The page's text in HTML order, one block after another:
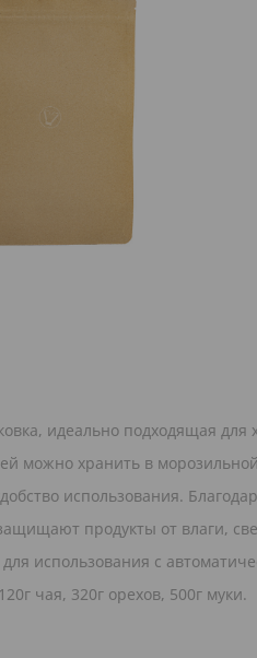
идеально подходящая
можно хранить в
использования.
продукты от влаги,
использования с
чая, 320г орехов, 500г муки.